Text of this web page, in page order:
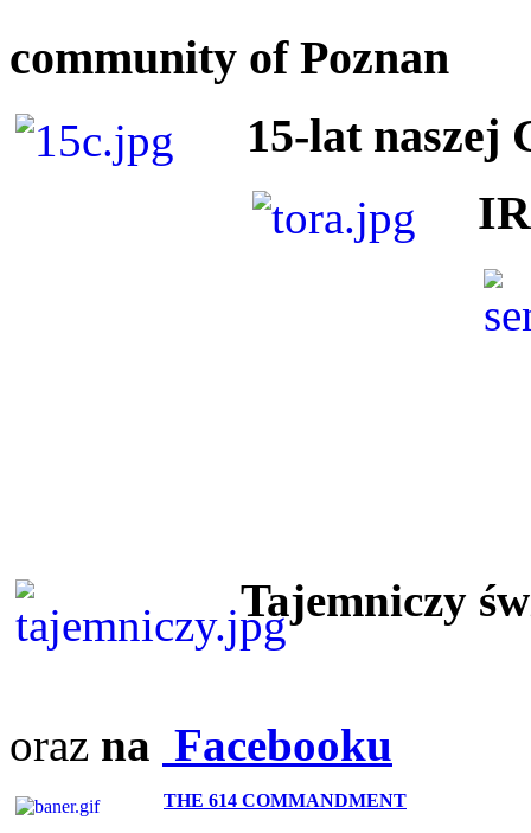
community of Poznan
15-lat naszej
Tajemniczy
oraz na Facebooku
THE 614 COMMANDMENT